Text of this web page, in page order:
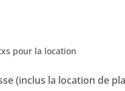
pour la location
(inclus la location de